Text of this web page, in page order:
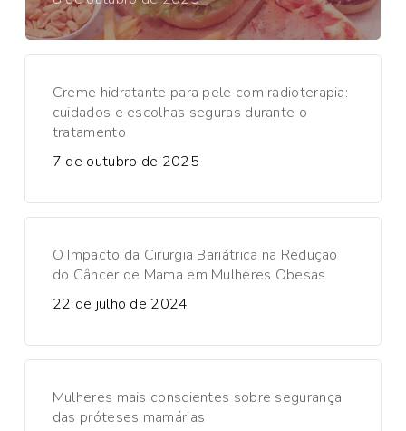
Creme hidratante para pele com radioterapia:
cuidados e escolhas seguras durante o
tratamento
7 de outubro de 2025
O Impacto da Cirurgia Bariátrica na Redução
do Câncer de Mama em Mulheres Obesas
22 de julho de 2024
Mulheres mais conscientes sobre segurança
das próteses mamárias